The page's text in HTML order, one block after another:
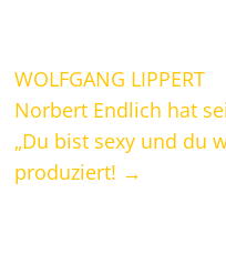
WOLFGANG LIPPERT
Norbert Endlich hat
„Du bist sexy und du
produziert! →